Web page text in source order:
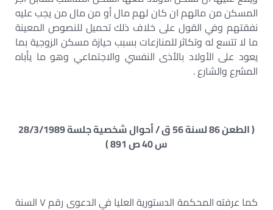
المسكن من مالهم ان كان لهم مال أو من مال من يجب عليه
نفقتهم وفي القول على خلاف ذلك تحميل للنصوص المعينة
ما لا تتسع له وتكاثر للمنازعات بسبب حيازة مسكن الزوجية بما
يعود على الأولاد بالأذى النفسي والاجتماعي وهو ما يأباه
المشرع والشارع .
( الطعن 86 لسنة 56 ق / أحوال شخصية جلسة 28/3/1989
س 40 ص 891 )
كما عرفته المحكمة الدستورية العليا في الدعوى رقم ۷ السنة